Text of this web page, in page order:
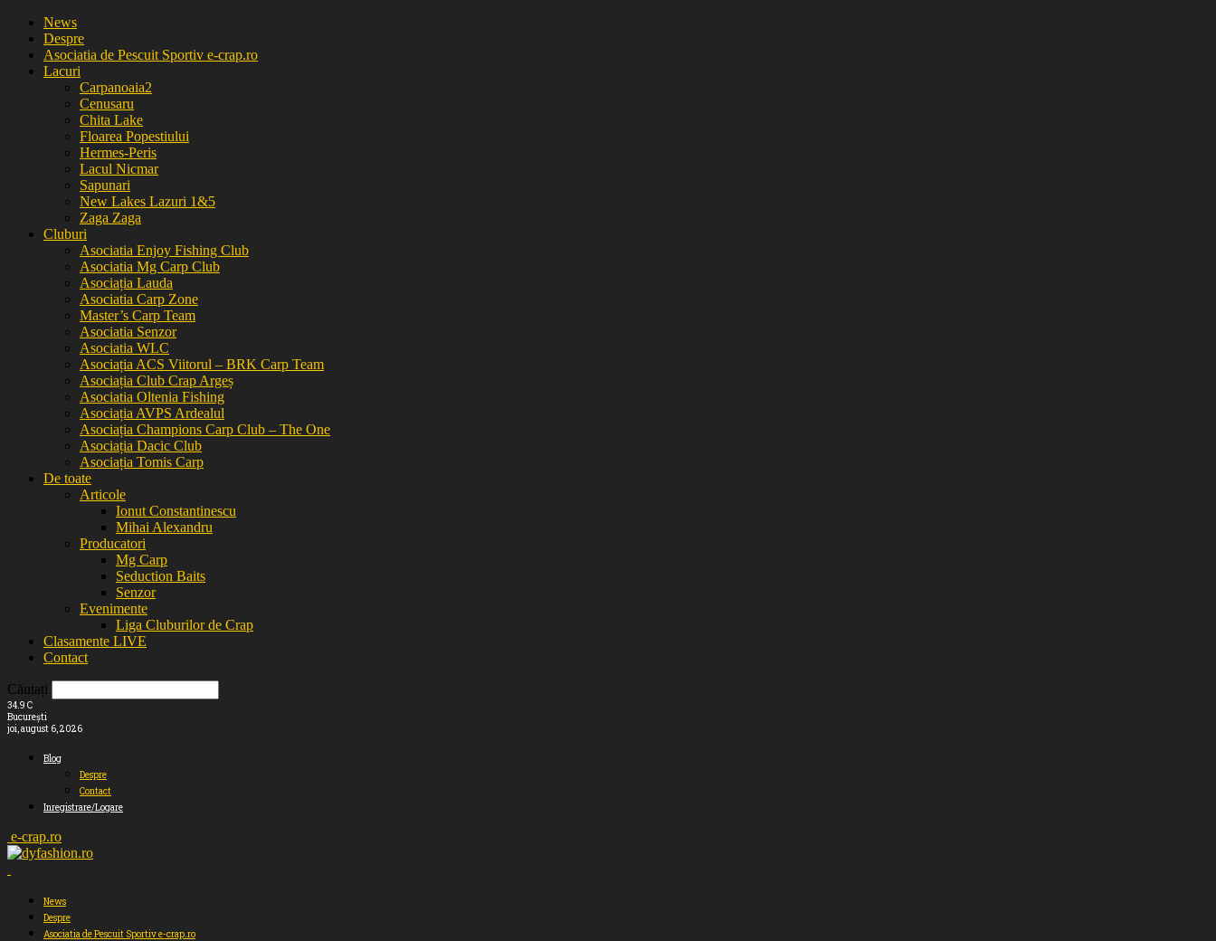
News
Despre
Asociatia de Pescuit Sportiv e-crap.ro
Lacuri
Carpanoaia2
Cenusaru
Chita Lake
Floarea Popestiului
Hermes-Peris
Lacul Nicmar
Sapunari
New Lakes Lazuri 1&5
Zaga Zaga
Cluburi
Asociatia Enjoy Fishing Club
Asociatia Mg Carp Club
Asociația Lauda
Asociatia Carp Zone
Master’s Carp Team
Asociatia Senzor
Asociatia WLC
Asociația ACS Viitorul – BRK Carp Team
Asociația Club Crap Argeș
Asociatia Oltenia Fishing
Asociația AVPS Ardealul
Asociația Champions Carp Club – The One
Asociația Dacic Club
Asociația Tomis Carp
De toate
Articole
Ionut Constantinescu
Mihai Alexandru
Producatori
Mg Carp
Seduction Baits
Senzor
Evenimente
Liga Cluburilor de Crap
Clasamente LIVE
Contact
Căutați
34.9 C
București
joi, august 6, 2026
Blog
Despre
Contact
Inregistrare/Logare
e-crap.ro
News
Despre
Asociatia de Pescuit Sportiv e-crap.ro